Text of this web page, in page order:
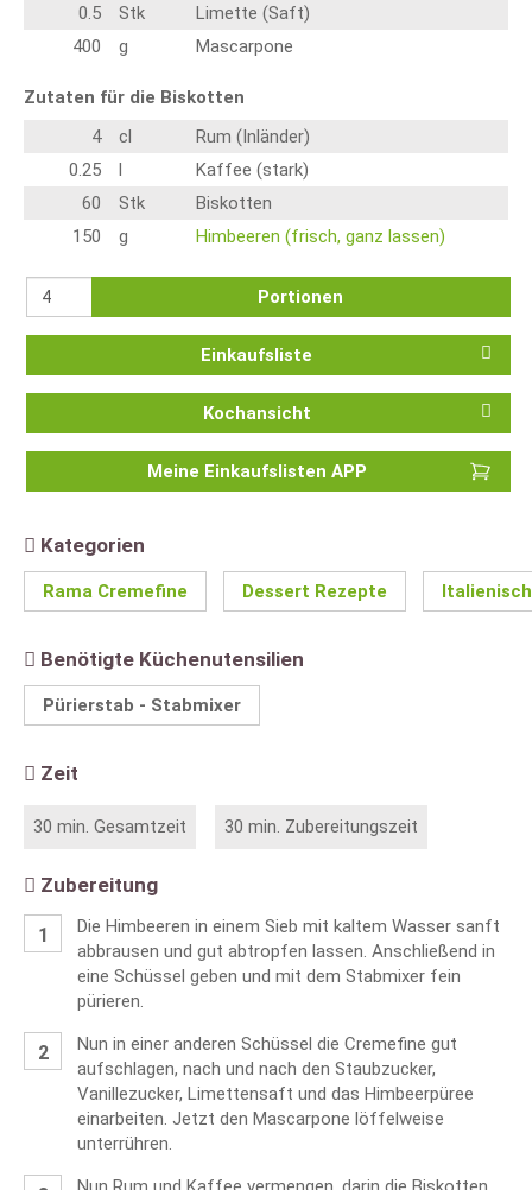
0.5
Stk
Limette (Saft)
400
g Mascarpone
Zutaten für die Biskotten
4
cl
Rum (Inländer)
0.25
l
Kaffee (stark)
60
Stk
Biskotten
150
g Himbeeren (frisch, ganz lassen)
Portionen
Einkaufsliste
Kochansicht
Meine Einkaufslisten APP
Kategorien
Rama Cremefine Dessert Rezepte
Benötigte Küchenutensilien
Pürierstab - Stabmixer
Zeit
30 min. Gesamtzeit 30 min. Zubereitungszeit
Zubereitung
Die Himbeeren in einem Sieb mit kaltem Wasser sanft
abbrausen und gut abtropfen lassen. Anschließend in
eine Schüssel geben und mit dem Stabmixer fein
pürieren.
Nun in einer anderen Schüssel die Cremefine gut
aufschlagen, nach und nach den Staubzucker,
Vanillezucker, Limettensaft und das Himbeerpüree
einarbeiten. Jetzt den Mascarpone löffelweise
unterrühren.